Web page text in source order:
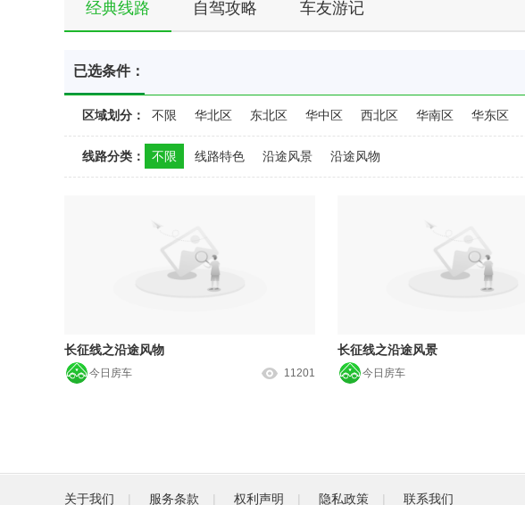
经典线路 自驾攻略 车友游记
已选条件：
区域划分： 不限 华北区 东北区 华中区 西北区 华南区 华东区
线路分类： 不限 线路特色 沿途风景 沿途风物
长征线之沿途风物
今日房车 11201
长征线之沿途风景
今日房车
关于我们 | 服务条款 | 权利声明 | 隐私政策 | 联系我们